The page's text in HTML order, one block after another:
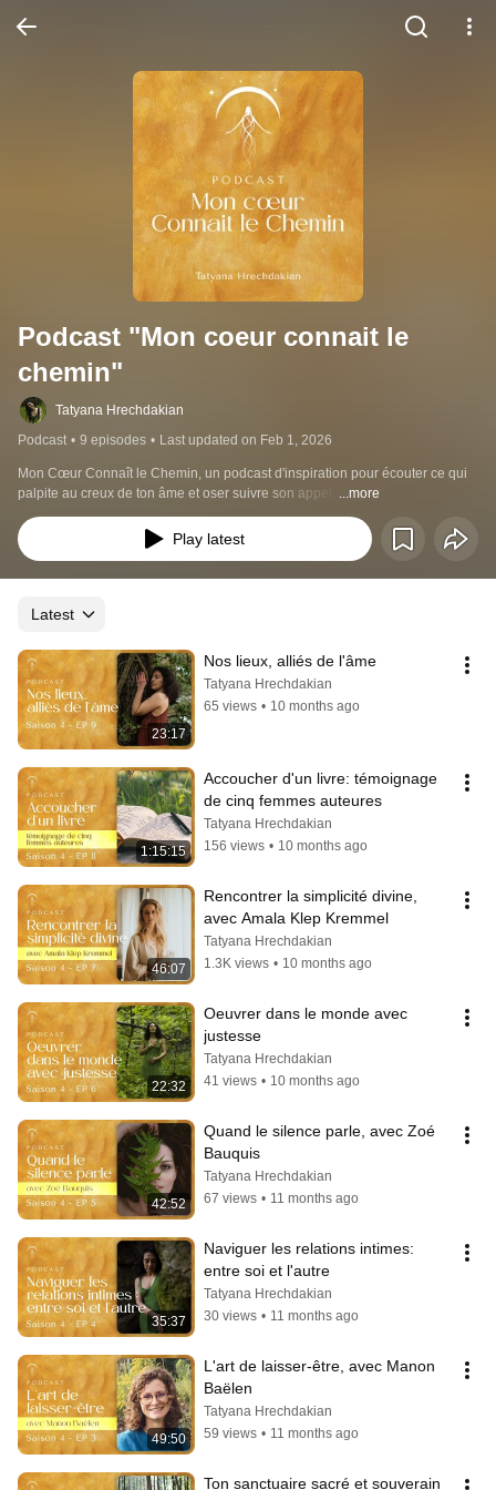
Podcast "Mon coeur connait le
chemin"
Tatyana Hrechdakian
Podcast • 9 episodes • Last updated on Feb 1, 2026
Mon Cœur Connaît le Chemin, un podcast d'inspiration pour écouter ce qui
palpite au creux de ton âme et oser suivre son appel. ...more
Play latest
Latest
23:17
Nos lieux, alliés de l'âme
Tatyana Hrechdakian
65 views • 10 months ago
1:15:15
Accoucher d'un livre: témoignage
de cinq femmes auteures
Tatyana Hrechdakian
156 views • 10 months ago
46:07
Rencontrer la simplicité divine,
avec Amala Klep Kremmel
Tatyana Hrechdakian
1.3K views • 10 months ago
22:32
Oeuvrer dans le monde avec
justesse
Tatyana Hrechdakian
41 views • 10 months ago
42:52
Quand le silence parle, avec Zoé
Bauquis
Tatyana Hrechdakian
67 views • 11 months ago
35:37
Naviguer les relations intimes:
entre soi et l'autre
Tatyana Hrechdakian
30 views • 11 months ago
49:50
L'art de laisser-être, avec Manon
Baëlen
Tatyana Hrechdakian
59 views • 11 months ago
Ton sanctuaire sacré et souverain